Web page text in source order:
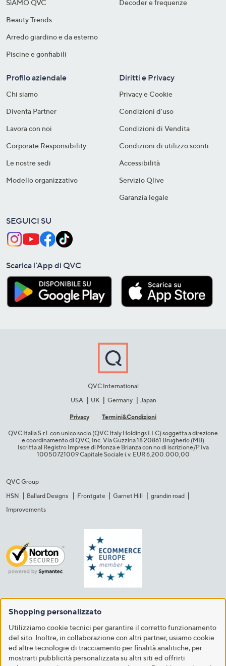
SìAMO QVC
Beauty Trends
Arredo giardino e da esterno
Piscine e gonfiabili
Decoder e frequenze​
Profilo aziendale
Chi siamo
Diventa Partner
Lavora con noi
Corporate Responsibility
Le nostre sedi
Modello organizzativo
Diritti e Privacy
Privacy e Cookie
Condizioni d'uso
Condizioni di Vendita
Condizioni di utilizzo sconti
Accessibilità
Servizio Qlive
Garanzia legale
SEGUICI SU
Scarica l'App di QVC
QVC International
USA
UK Germany Japan
Privacy Termini&C​ondizioni
QVC Italia S.r.l. con unico socio (QVC Italy Holdings LLC) soggetta a direzione
e coordinamento di QVC, Inc. Via Guzzina 18 20861 Brugherio (MB)​
Iscritta al Registro Imprese di Monza e Brianza con no di iscrizione/P.Iva
10050721009 Capitale Sociale i.v. EUR 6.200.000,00​
QVC Group
HSN
Ballard Designs Frontgate Garnet Hill
grandin road
Improvements
Shopping personalizzato
Utilizziamo cookie tecnici per garantire il corretto funzionamento
del sito. Inoltre, in collaborazione con altri partner, usiamo cookie
ed altre tecnologie di tracciamento per finalità analitiche, per
mostrarti pubblicità personalizzata su altri siti ed offrirti